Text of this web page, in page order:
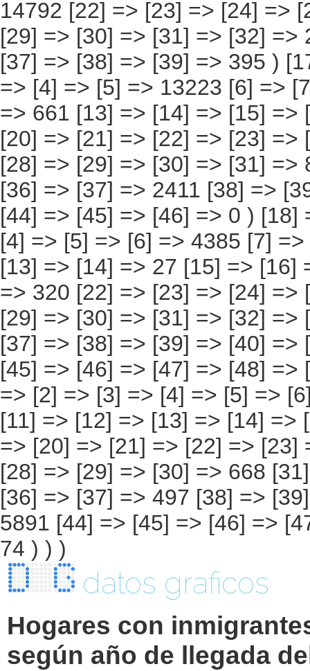
datos graficos
Hogares con
según año de llegada